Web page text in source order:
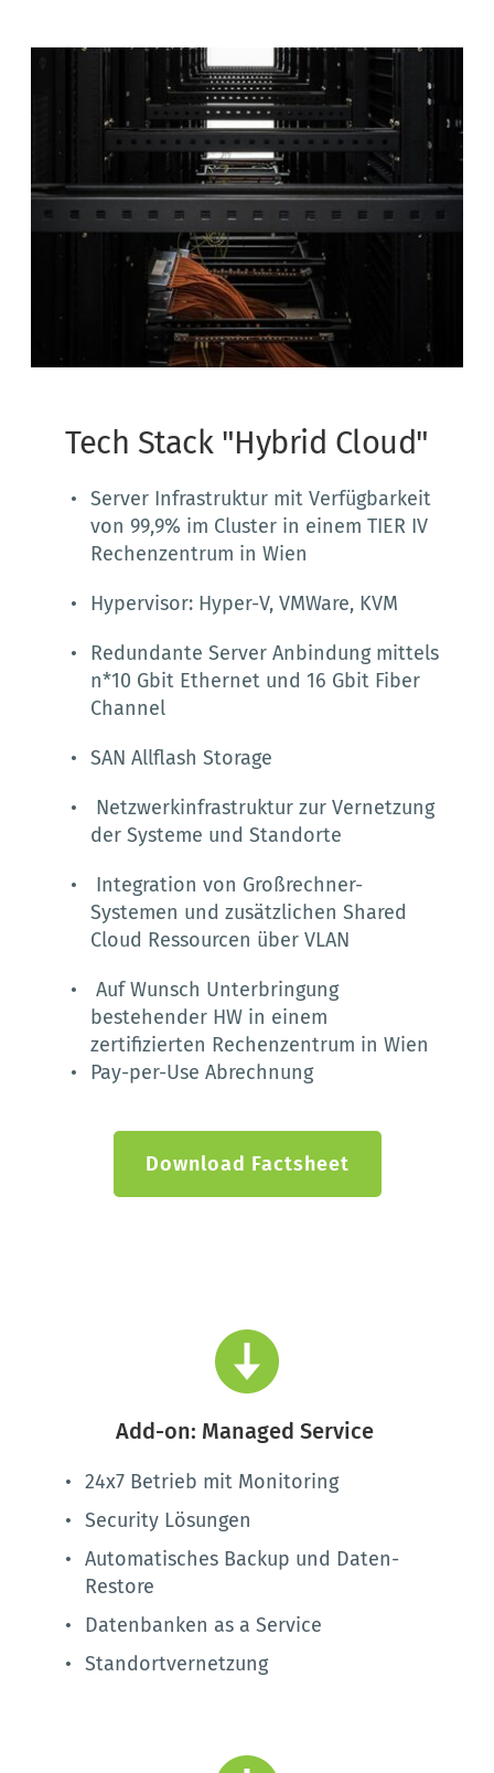
Tech Stack "Hybrid Cloud"
Server Infrastruktur mit Verfügbarkeit
von 99,9% im Cluster in einem TIER IV
Rechenzentrum in Wien
Hypervisor: Hyper-V, VMWare, KVM
Redundante Server Anbindung mittels
n*10 Gbit Ethernet und 16 Gbit Fiber
Channel
SAN Allflash Storage
Netzwerkinfrastruktur zur Vernetzung
der Systeme und Standorte
Integration von Großrechner-
Systemen und zusätzlichen Shared
Cloud Ressourcen über VLAN
Auf Wunsch Unterbringung
bestehender HW in einem
zertifizierten Rechenzentrum in Wien
Pay-per-Use Abrechnung
Download Factsheet
Add-on: Managed Service
24x7 Betrieb mit Monitoring
Security Lösungen
Automatisches Backup und Daten-
Restore
Datenbanken as a Service
Standortvernetzung